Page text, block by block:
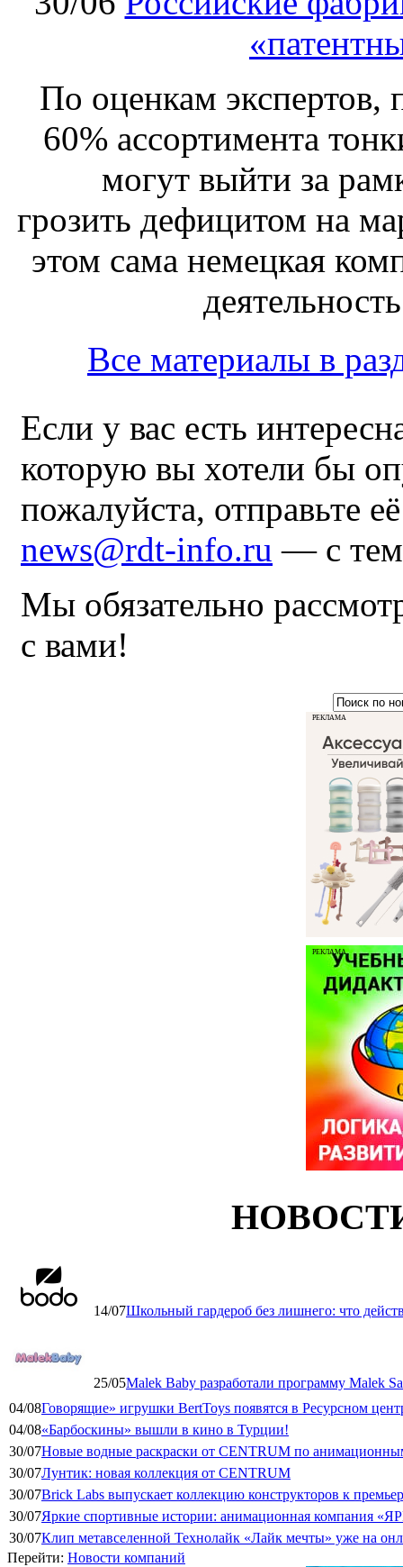
По оценкам экспертов,
60% ассортимента
могут выйти за
грозить дефицитом на
этом сама немецкая
Все материалы в
Если у вас есть
которую вы хотели бы
пожалуйста, отправьте
news@rdt-info.ru — с
Мы обязательно
с вами!
РЕКЛАМА
РЕКЛАМА
14/07Школьный гардероб без лишнего: что
25/05Malek Baby разработали программу Malek
04/08Говорящие» игрушки BertToys появятся в Ресурсном
04/08«Барбоскины» вышли в кино в Турции!
30/07Новые водные раскраски от CENTRUM по
30/07Лунтик: новая коллекция от CENTRUM
30/07Brick Labs выпускает коллекцию конструкторов к
30/07Яркие спортивные истории: анимационная компания
30/07Клип метавселенной Технолайк «Лайк мечты» уже на
Перейти: Новости компаний